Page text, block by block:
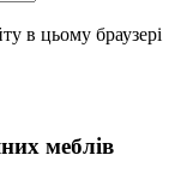
в цьому браузері
меблів